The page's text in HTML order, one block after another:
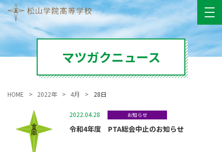
マツガクニュース
HOME 2022年 4月 28日
2022.04.28 お知らせ
令和4年度 PTA総会中止のお知らせ